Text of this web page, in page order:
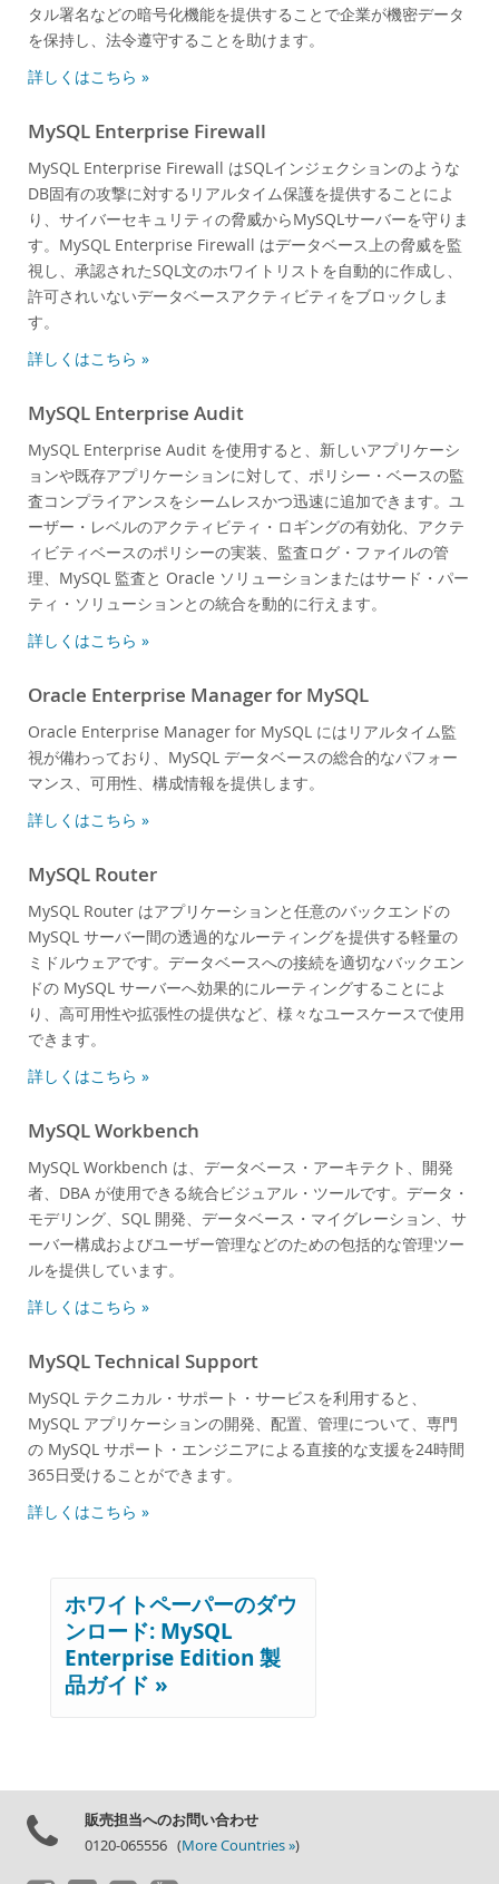
タル署名などの暗号化機能を提供することで企業が機密データ
を保持し、法令遵守することを助けます。
詳しくはこちら »
MySQL Enterprise Firewall
MySQL Enterprise Firewall はSQLインジェクションのような
DB固有の攻撃に対するリアルタイム保護を提供することによ
り、サイバーセキュリティの脅威からMySQLサーバーを守りま
す。MySQL Enterprise Firewall はデータベース上の脅威を監
視し、承認されたSQL文のホワイトリストを自動的に作成し、
許可されいないデータベースアクティビティをブロックしま
す。
詳しくはこちら »
MySQL Enterprise Audit
MySQL Enterprise Audit を使用すると、新しいアプリケーシ
ョンや既存アプリケーションに対して、ポリシー・ベースの監
査コンプライアンスをシームレスかつ迅速に追加できます。ユ
ーザー・レベルのアクティビティ・ロギングの有効化、アクテ
ィビティベースのポリシーの実装、監査ログ・ファイルの管
理、MySQL 監査と Oracle ソリューションまたはサード・パー
ティ・ソリューションとの統合を動的に行えます。
詳しくはこちら »
Oracle Enterprise Manager for MySQL
Oracle Enterprise Manager for MySQL にはリアルタイム監
視が備わっており、MySQL データベースの総合的なパフォー
マンス、可用性、構成情報を提供します。
詳しくはこちら »
MySQL Router
MySQL Router はアプリケーションと任意のバックエンドの
MySQL サーバー間の透過的なルーティングを提供する軽量の
ミドルウェアです。データベースへの接続を適切なバックエン
ドの MySQL サーバーへ効果的にルーティングすることによ
り、高可用性や拡張性の提供など、様々なユースケースで使用
できます。
詳しくはこちら »
MySQL Workbench
MySQL Workbench は、データベース・アーキテクト、開発
者、DBA が使用できる統合ビジュアル・ツールです。データ・
モデリング、SQL 開発、データベース・マイグレーション、サ
ーバー構成およびユーザー管理などのための包括的な管理ツー
ルを提供しています。
詳しくはこちら »
MySQL Technical Support
MySQL テクニカル・サポート・サービスを利用すると、
MySQL アプリケーションの開発、配置、管理について、専門
の MySQL サポート・エンジニアによる直接的な支援を24時間
365日受けることができます。
詳しくはこちら »
ホワイトペーパーのダウ
ンロード: MySQL
Enterprise Edition 製
品ガイド »
販売担当へのお問い合わせ
0120-065556 (More Countries »)